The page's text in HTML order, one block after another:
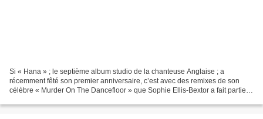
Si « Hana » ; le septième album studio de la chanteuse Anglaise ; a
récemment fêté son premier anniversaire, c’est avec des remixes de son
célèbre « Murder On The Dancefloor » que Sophie Ellis-Bextor a fait partie